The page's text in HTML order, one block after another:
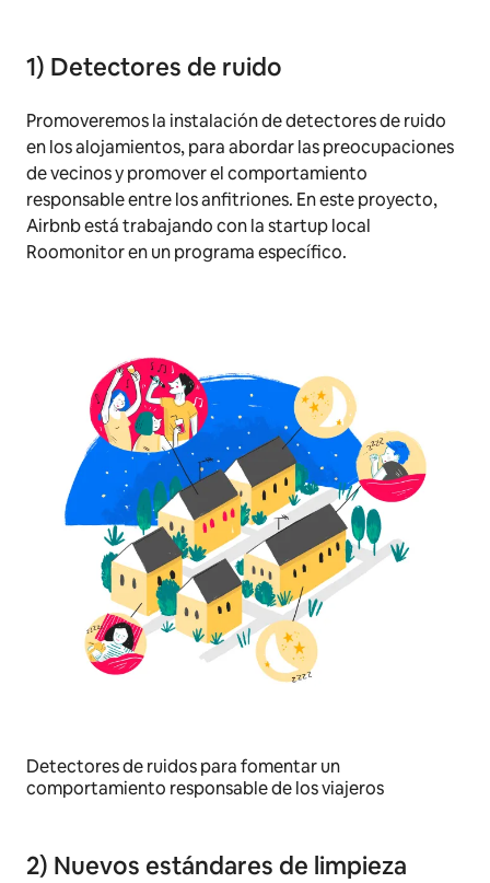
1) Detectores de ruido
Promoveremos la instalación de detectores de ruido
en los alojamientos, para abordar las preocupaciones
de vecinos y promover el comportamiento
responsable entre los anfitriones. En este proyecto,
Airbnb está trabajando con lastartuplocal
Roomonitor en un programa específico.
Detectores de ruidos para fomentar un
comportamiento responsable de los viajeros
2) Nuevos estándares de limpieza